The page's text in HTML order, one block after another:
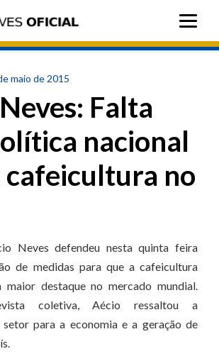
maio de 2015
Falta
nacional
cafeicultura no
Neves defendeu nesta quinta feira
de medidas para que a cafeicultura
maior destaque no mercado mundial.
coletiva, Aécio ressaltou a
para a economia e a geração de